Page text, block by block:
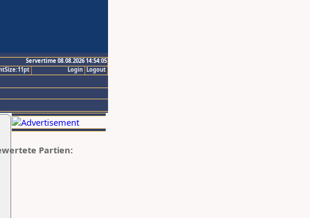
Servertime 08.08.2026 14:54:05
Logout
Login
Partien: